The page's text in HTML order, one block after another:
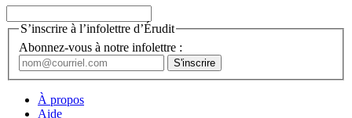
S’inscrire à l’infolettre d’Érudit
Abonnez-vous à notre infolettre :
À propos
Aide